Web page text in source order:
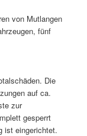
von Mutlangen
fünf
Die
auf ca.
zur
gesperrt
ist eingerichtet.